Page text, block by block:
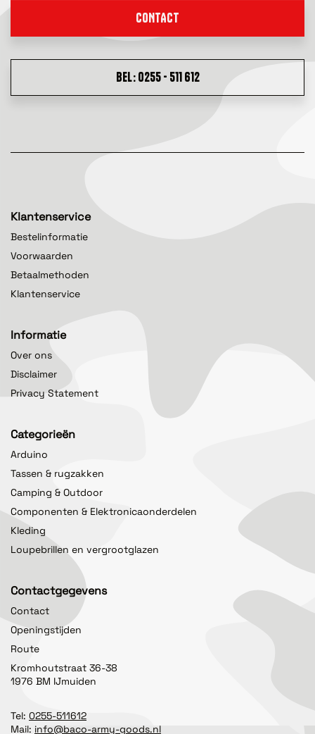
CONTACT
BEL: 0255 - 511 612
Klantenservice
Bestelinformatie
Voorwaarden
Betaalmethoden
Klantenservice
Informatie
Over ons
Disclaimer
Privacy Statement
Categorieën
Arduino
Tassen & rugzakken
Camping & Outdoor
Componenten & Elektronicaonderdelen
Kleding
Loupebrillen en vergrootglazen
Contactgegevens
Contact
Openingstijden
Route
Kromhoutstraat 36-38
1976 BM IJmuiden
Tel: 0255-511612
Mail: info@baco-army-goods.nl